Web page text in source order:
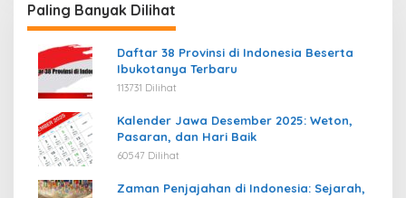
Paling Banyak Dilihat
Daftar 38 Provinsi di Indonesia Beserta
Ibukotanya Terbaru
113731 Dilihat
Kalender Jawa Desember 2025: Weton,
Pasaran, dan Hari Baik
60547 Dilihat
Zaman Penjajahan di Indonesia: Sejarah,